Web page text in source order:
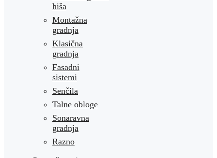
hiša
Montažna
gradnja
Klasična
gradnja
Fasadni
sistemi
Senčila
Talne obloge
Sonaravna
gradnja
Razno